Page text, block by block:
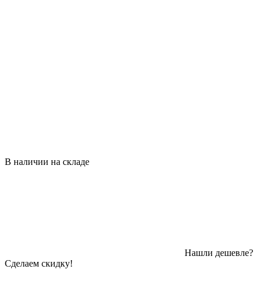
В наличии на складе
Нашли дешевле?
Сделаем скидку!